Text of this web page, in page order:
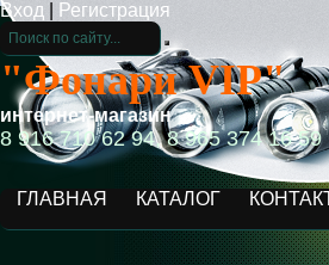
Вход Регистрация
"Фонари VIP"
интернет-магазин
8 916 710 62 94, 8 965 374 16 59
ГЛАВНАЯ КАТАЛОГ